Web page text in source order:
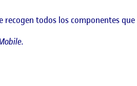
recogen todos los componentes